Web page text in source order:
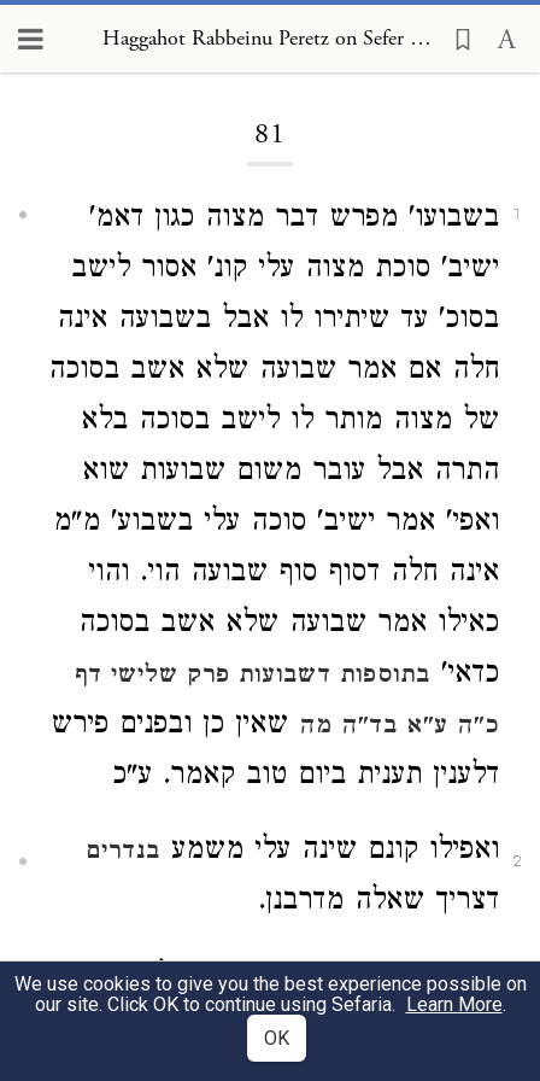
Haggahot Rabbeinu Peretz on Sefer Mitzvot Katan 81
81
1
בשבועו' מפרש דבר מצוה כגון דאמ'
ישיב' סוכת מצוה עלי קונ' אסור לישב
בסוכ' עד שיתירו לו אבל בשבועה אינה
חלה אם אמר שבועה שלא אשב בסוכה
של מצוה מותר לו לישב בסוכה בלא
התרה אבל עובר משום שבועות שוא
ואפי' אמר ישיב' סוכה עלי בשבוע' מ"מ
אינה חלה דסוף סוף שבועה הוי. והוי
כאילו אמר שבועה שלא אשב בסוכה
כדאי' בתוספות דשבועות פרק שלישי דף
כ"ה ע"א בד"ה מה שאין כן ובפנים פירש
דלענין תענית ביום טוב קאמר. ע"כ
2 ואפילו קונם שינה עלי משמע בנדרים
דצריך שאלה מדרבנן.
3
גבי ימים טובים הכתובי' במגילת תעניות
במס' נדרים
We use cookies to give you the best experience possible on
our site. Click OK to continue using Sefaria. Learn More.
OK